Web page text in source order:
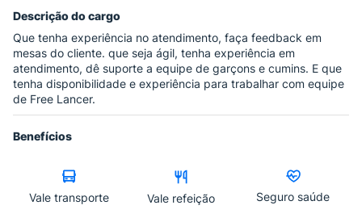
Descrição do cargo
Que tenha experiência no atendimento, faça feedback em
mesas do cliente. que seja ágil, tenha experiência em
atendimento, dê suporte a equipe de garçons e cumins. E que
tenha disponibilidade e experiência para trabalhar com equipe
de Free Lancer.
Benefícios
Vale transporte Vale refeição Seguro saúde